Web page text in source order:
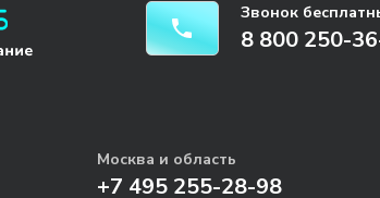
Звонок
8 800 250-
Москва и область
+7 495 255-28-98